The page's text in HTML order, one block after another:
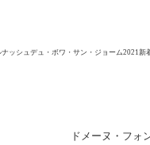
ッシュデュ・ボワ・サン・ジョーム2021新
ドメーヌ・フォ